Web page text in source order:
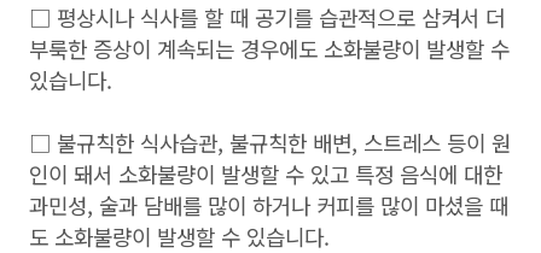
□ 평상시나 식사를 할 때 공기를 습관적으로 삼켜서 더
부룩한 증상이 계속되는 경우에도 소화불량이 발생할 수
있습니다.
□ 불규칙한 식사습관, 불규칙한 배변, 스트레스 등이 원
인이 돼서 소화불량이 발생할 수 있고 특정 음식에 대한
과민성, 술과 담배를 많이 하거나 커피를 많이 마셨을 때
도 소화불량이 발생할 수 있습니다.